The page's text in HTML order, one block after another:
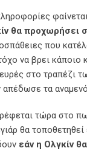
φαίνεται
θα προχωρήσει
που
να βρει
στο τραπέζι
τα
τώρα στο
θα
εάν η Ολγκίν